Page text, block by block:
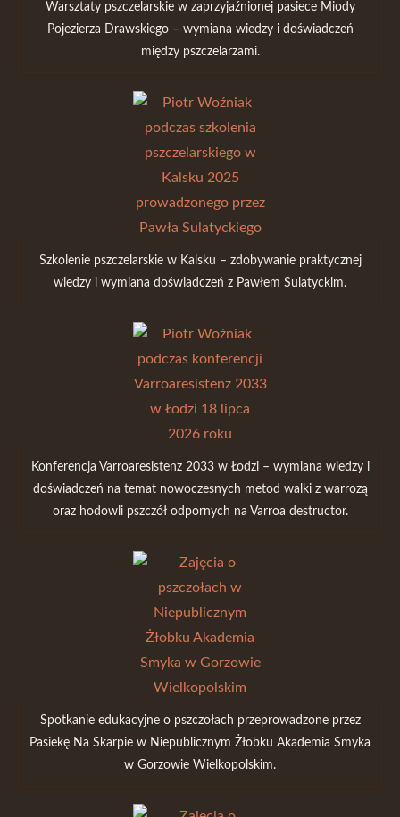
Warsztaty pszczelarskie w zaprzyjaźnionej pasiece Miody
Pojezierza Drawskiego – wymiana wiedzy i doświadczeń
między pszczelarzami.
Szkolenie pszczelarskie w Kalsku – zdobywanie praktycznej
wiedzy i wymiana doświadczeń z Pawłem Sulatyckim.
Konferencja Varroaresistenz 2033 w Łodzi – wymiana wiedzy i
doświadczeń na temat nowoczesnych metod walki z warrozą
oraz hodowli pszczół odpornych na Varroa destructor.
Spotkanie edukacyjne o pszczołach przeprowadzone przez
Pasiekę Na Skarpie w Niepublicznym Żłobku Akademia Smyka
w Gorzowie Wielkopolskim.